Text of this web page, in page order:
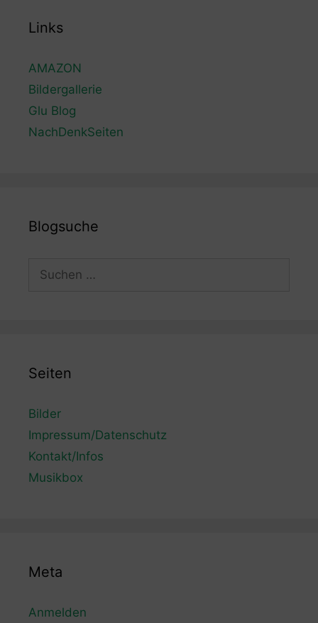
Links
AMAZON
Bildergallerie
Glu Blog
NachDenkSeiten
Blogsuche
Seiten
Bilder
Impressum/Datenschutz
Kontakt/Infos
Musikbox
Meta
Anmelden